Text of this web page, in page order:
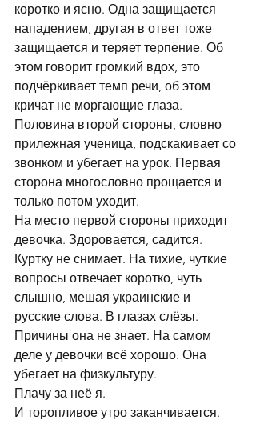
коротко и ясно. Одна защищается
нападением, другая в ответ тоже
защищается и теряет терпение. Об
этом говорит громкий вдох, это
подчёркивает темп речи, об этом
кричат не моргающие глаза.
Половина второй стороны, словно
прилежная ученица, подскакивает со
звонком и убегает на урок. Первая
сторона многословно прощается и
только потом уходит.
На место первой стороны приходит
девочка. Здоровается, садится.
Куртку не снимает. На тихие, чуткие
вопросы отвечает коротко, чуть
слышно, мешая украинские и
русские слова. В глазах слёзы.
Причины она не знает. На самом
деле у девочки всё хорошо. Она
убегает на физкультуру.
Плачу за неё я.
И торопливое утро заканчивается.